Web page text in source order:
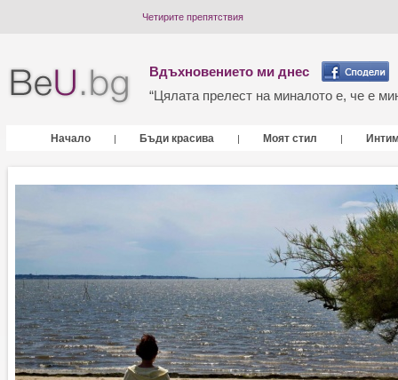
Четирите препятствия
Вдъхновението ми днес
“Цялата прелест на миналото е, че е
Начало | Бъди красива | Моят стил |